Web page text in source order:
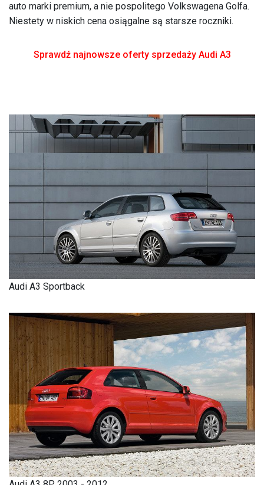
auto marki premium, a nie pospolitego Volkswagena Golfa.
Niestety w niskich cena osiągalne są starsze roczniki.
Sprawdź najnowsze oferty sprzedaży Audi A3
Audi A3 Sportback